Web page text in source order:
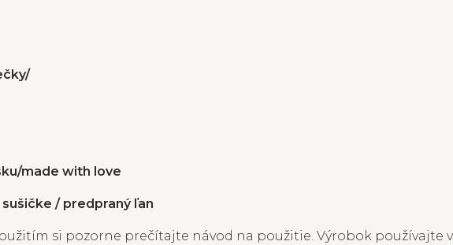
made with love
/ predpraný ľan
si pozorne prečítajte návod na použitie. Výrobok používajte